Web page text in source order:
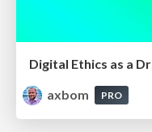
Digital Ethics as a
axbom
PRO